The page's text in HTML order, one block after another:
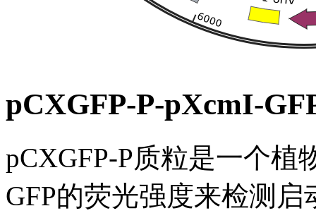
pCXGFP-P-pXcmI-
pCXGFP-P质粒是一个
GFP的荧光强度来检测